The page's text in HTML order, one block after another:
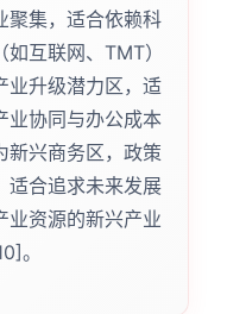
聚集，适合依赖科
互联网、TMT）
业升级潜力区，适
业协同与办公成本
新兴商务区，政策
适合追求未来发展
业资源的新兴产业
。